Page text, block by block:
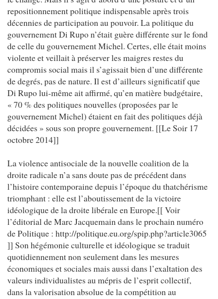
repositionnement politique indispensable après trois
décennies de participation au pouvoir. La politique du
gouvernement Di Rupo n’était guère différente sur le fond
de celle du gouvernement Michel. Certes, elle était moins
violente et veillait à préserver les maigres restes du
compromis social mais il s’agissait bien d’une différente
de degrés, pas de nature. Il est d’ailleurs significatif que
Di Rupo lui-même ait affirmé, qu’en matière budgétaire,
« 70 % des politiques nouvelles (proposées par le
gouvernement Michel) étaient en fait des politiques déjà
décidées » sous son propre gouvernement. [[Le Soir 17
octobre 2014]]
La violence antisociale de la nouvelle coalition de la
droite radicale n’a sans doute pas de précédent dans
l’histoire contemporaine depuis l’époque du thatchérisme
triomphant : elle est l’aboutissement de la victoire
idéologique de la droite libérale en Europe.[[ Voir
l’éditorial de Marc Jacquemain dans le prochain numéro
de Politique : http://politique.eu.org/spip.php?article3065
]] Son hégémonie culturelle et idéologique se traduit
quotidiennement non seulement dans les mesures
économiques et sociales mais aussi dans l’exaltation des
valeurs individualistes au mépris de l’esprit collectif,
dans la valorisation absolue de la compétition au